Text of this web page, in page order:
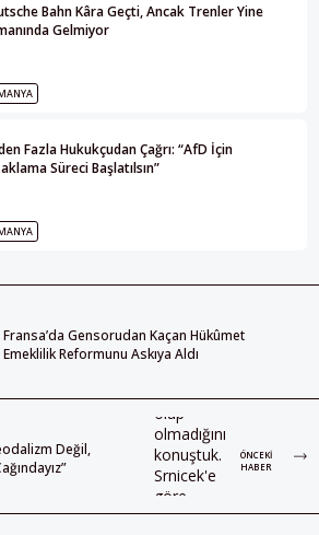
Bahn Kâra Geçti, Ancak Trenler Yine
Gelmiyor
Fazla Hukukçudan Çağrı: “AfD İçin
Süreci Başlatılsın”
Fransa’da Gensorudan Kaçan Hükûmet
Emeklilik Reformunu Askıya Aldı
Değil,
ÖNCEKI
HABER